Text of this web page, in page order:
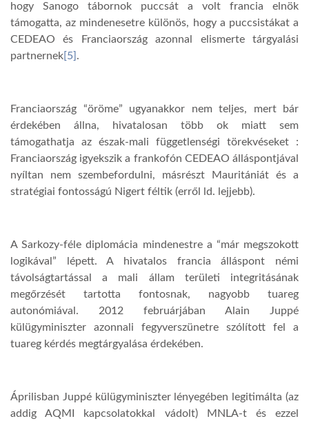
hogy Sanogo tábornok puccsát a volt francia elnök
támogatta, az mindenesetre különös, hogy a puccsistákat a
CEDEAO és Franciaország azonnal elismerte tárgyalási
partnernek [5] .
Franciaország “öröme” ugyanakkor nem teljes, mert bár
érdekében állna, hivatalosan több ok miatt sem
támogathatja az észak-mali függetlenségi törekvéseket :
Franciaország igyekszik a frankofón CEDEAO álláspontjával
nyíltan nem szembefordulni, másrészt Mauritániát és a
stratégiai fontosságú Nigert féltik (erről ld. lejjebb).
A Sarkozy-féle diplomácia mindenestre a “már megszokott
logikával” lépett. A hivatalos francia álláspont némi
távolságtartással a mali állam területi integritásának
megőrzését tartotta fontosnak, nagyobb tuareg
autonómiával. 2012 februárjában Alain Juppé
külügyminiszter azonnali fegyverszünetre szólított fel a
tuareg kérdés megtárgyalása érdekében.
Áprilisban Juppé külügyminiszter lényegében legitimálta (az
addig AQMI kapcsolatokkal vádolt) MNLA-t és ezzel